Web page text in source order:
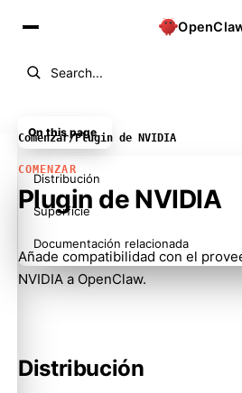
Search...
Comenzar/Plugin de NVIDIA
COMENZAR
Plugin de NVIDIA
Añade compatibilidad con el
NVIDIA a OpenClaw.
Distribución
On this page
Distribución
Superficie
Documentación relacionada